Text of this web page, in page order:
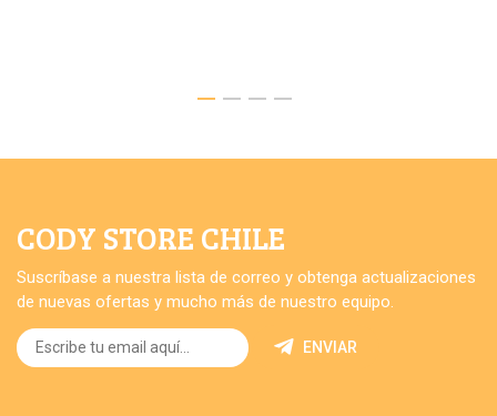
CODY STORE CHILE
Suscríbase a nuestra lista de correo y obtenga actualizaciones
de nuevas ofertas y mucho más de nuestro equipo.
ENVIAR